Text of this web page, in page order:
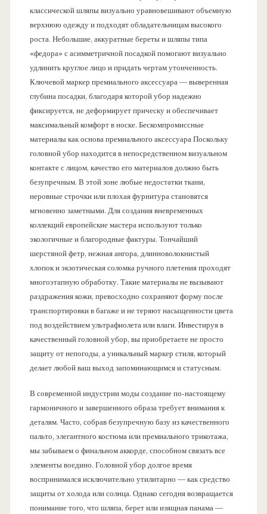
классической шляпы визуально уравновешивают объемную
верхнюю одежду и подходят обладательницам высокого
роста. Небольшие, аккуратные береты и шляпы типа
«федора» с асимметричной посадкой помогают визуально
удлинить круглое лицо и придать чертам утонченность.
Ключевой маркер премиального аксессуара — выверенная
глубина посадки, благодаря которой убор надежно
фиксируется, не деформирует прическу и обеспечивает
максимальный комфорт в носке. Бескомпромиссные
материалы как основа премиального аксессуара Поскольку
головной убор находится в непосредственном визуальном
контакте с лицом, качество его материалов должно быть
безупречным. В этой зоне любые недостатки ткани,
неровные строчки или плохая фурнитура становятся
мгновенно заметными. Для создания вневременных
коллекций европейские мастера используют только
экологичные и благородные фактуры. Тончайший
шерстяной фетр, нежная ангора, длинноволокнистый
хлопок и экзотическая соломка ручного плетения проходят
многоэтапную обработку. Такие материалы не вызывают
раздражения кожи, превосходно сохраняют форму после
транспортировки в багаже и не теряют насыщенности цвета
под воздействием ультрафиолета или влаги. Инвестируя в
качественный головной убор, вы приобретаете не просто
защиту от непогоды, а уникальный маркер стиля, который
делает любой ваш выход запоминающимся и статусным.
В современной индустрии моды создание по-настоящему
гармоничного и завершенного образа требует внимания к
деталям. Часто, собрав безупречную базу из качественного
пальто, элегантного костюма или премиального трикотажа,
мы забываем о финальном аккорде, способном связать все
элементы воедино. Головной убор долгое время
воспринимался исключительно утилитарно — как средство
защиты от холода или солнца. Однако сегодня возвращается
понимание того, что шляпа, берет или изящная панама —